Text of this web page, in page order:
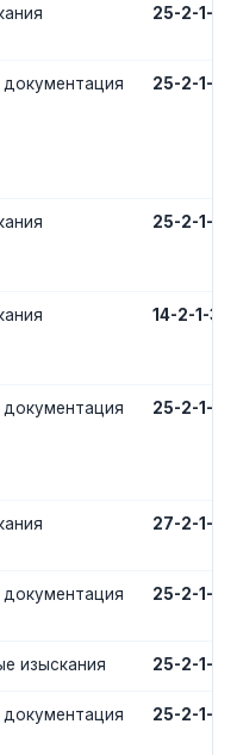
25-2-1-
документация 25-2-1-
25-2-1-
14-2-1-
документация 25-2-1-
27-2-1-
документация 25-2-1-
изыскания 25-2-1-
документация 25-2-1-